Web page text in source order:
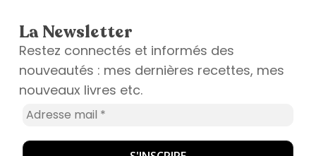
La Newsletter
Restez connectés et informés des
nouveautés : mes dernières recettes, mes
nouveaux livres etc.